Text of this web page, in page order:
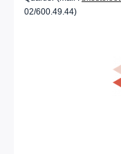
02/600.49.44)